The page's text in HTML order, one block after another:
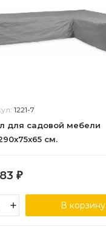
1221-7
для садовой мебели
см.
₽
В корзину